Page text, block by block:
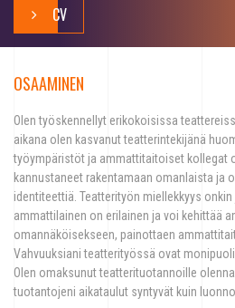
CV
OSAAMINEN
Olen työskennellyt erikokoisissa
aikana olen kasvanut teatterintekijänä
työympäristöt ja ammattitaitoiset kollegat
kannustaneet rakentamaan omanlaista ja
identiteettiä. Teatterityön miellekkyys
ammattilainen on erilainen ja voi kehittää
omannäköisekseen, painottaen
Vahvuuksiani teatterityössä ovat
Olen omaksunut teatterituotannoille
tuotantojeni aikataulut syntyvät kuin